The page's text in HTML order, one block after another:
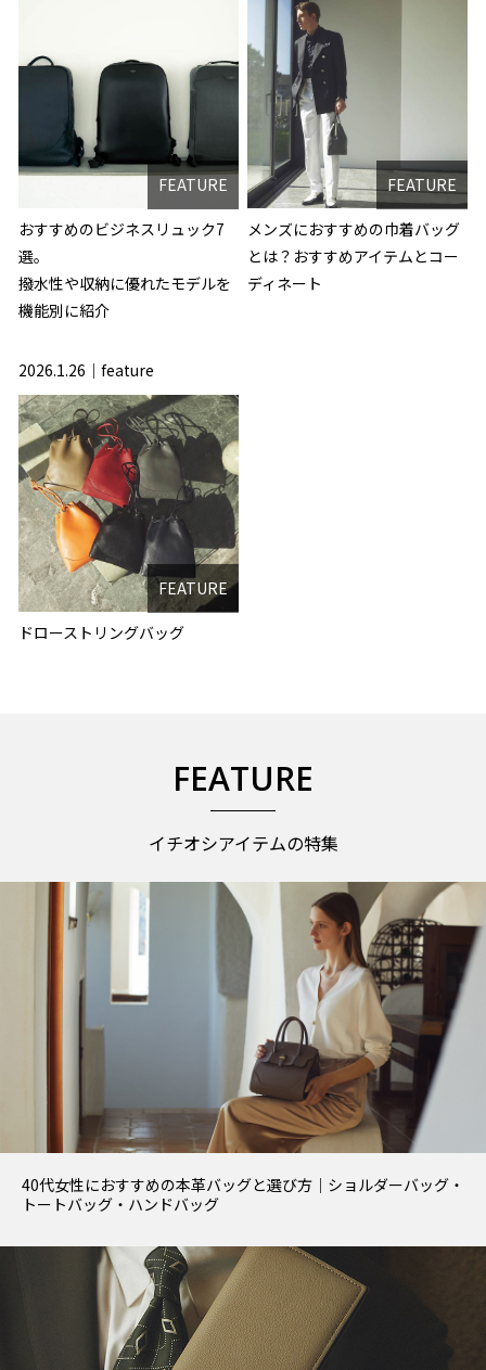
FEATURE
おすすめのビジネスリュック7
選。
撥水性や収納に優れたモデルを
機能別に紹介
FEATURE
メンズにおすすめの巾着バッグ
とは？おすすめアイテムとコー
ディネート
2026.1.26 feature
FEATURE
ドローストリングバッグ
FEATURE
イチオシアイテムの特集
40代女性におすすめの本革バッグと選び方｜ショルダーバッグ・
トートバッグ・ハンドバッグ